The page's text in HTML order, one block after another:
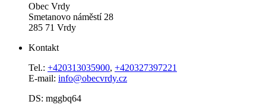
Obec Vrdy
Smetanovo náměstí 28
285 71 Vrdy
Kontakt
Tel.: +420313035900, +420327397221
E-mail: info@obecvrdy.cz
DS: mggbq64